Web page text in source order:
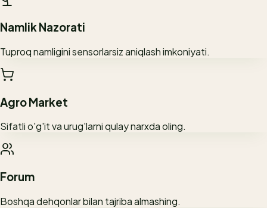
Namlik Nazorati
Tuproq namligini sensorlarsiz aniqlash imkoniyati.
Agro Market
Sifatli o'g'it va urug'larni qulay narxda oling.
Forum
Boshqa dehqonlar bilan tajriba almashing.